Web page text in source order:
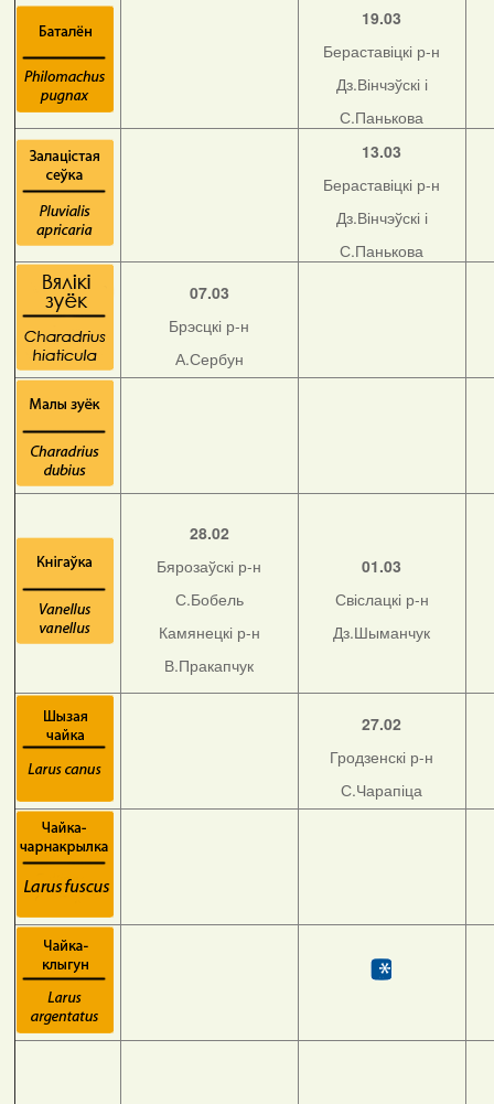
19.03
Бераставіцкі р-н
Дз.Вінчэўскі і
С.Панькова
13.03
Бераставіцкі р-н
Дз.Вінчэўскі і
С.Панькова
07.03
Брэсцкі р-н
А.Сербун
28.02
Бярозаўскі р-н
С.Бобель
Камянецкі р-н
В.Пракапчук
01.03
Свіслацкі р-н
Дз.Шыманчук
27.02
Гродзенскі р-н
С.Чарапіца